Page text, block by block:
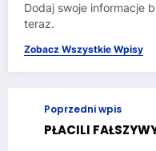
Dodaj swoje informacje
teraz.
Zobacz Wszystkie Wpisy
Poprzedni wpis
PŁACILI